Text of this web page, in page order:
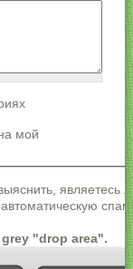
<strong> <cite>
<dl> <dt> <dd>
мой
являетесь
"drop area".